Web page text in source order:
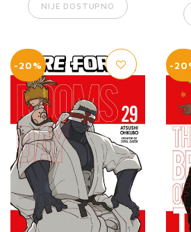
NIJE DOSTUPNO
-20% -